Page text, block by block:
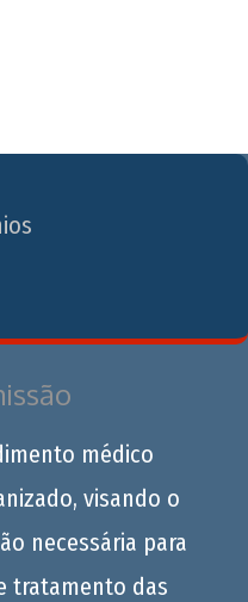
médico
visando o
necessária para
tratamento das